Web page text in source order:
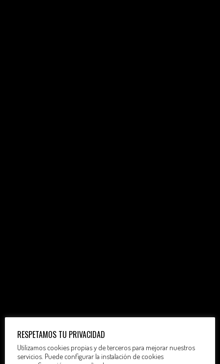
RESPETAMOS TU PRIVACIDAD
Utilizamos cookies propias y de terceros para mejorar nuestros
servicios. Puede configurar la instalación de cookies